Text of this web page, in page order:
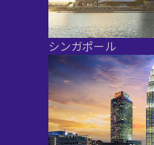
シンガポール